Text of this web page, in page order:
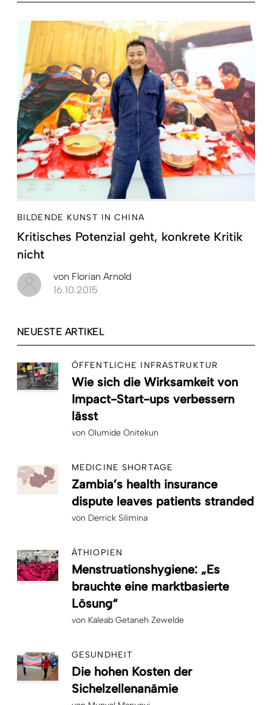
BILDENDE KUNST IN CHINA
Kritisches Potenzial geht, konkrete Kritik
nicht
von Florian Arnold
16.10.2015
NEUESTE ARTIKEL
ÖFFENTLICHE INFRASTRUKTUR
Wie sich die Wirksamkeit von
Impact-Start-ups verbessern
lässt
von Olumide Onitekun
MEDICINE SHORTAGE
Zambia’s health insurance
dispute leaves patients stranded
von Derrick Silimina
ÄTHIOPIEN
Menstruationshygiene: „Es
brauchte eine marktbasierte
Lösung“
von Kaleab Getaneh Zewelde
GESUNDHEIT
Die hohen Kosten der
Sichelzellenanämie